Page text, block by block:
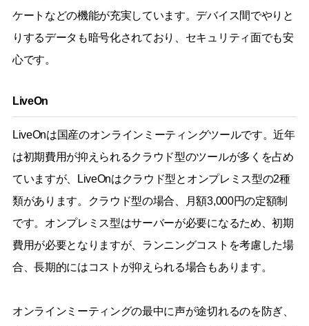
ケートなどの機能が充実しています。デバイス間でやりと
りするデータも暗号化されており、セキュリティ面でも安
心です。
LiveOn
LiveOnは国産のオンラインミーティングツールです。近年
は初期費用が抑えられるクラウド型のツールが多くを占め
ていますが、LiveOnはクラウド型とオンプレミス型の2種
類があります。クラウド型の場合、月額3,000円の定額制
です。オンプレミス型はサーバーが必要になるため、初期
費用が必要となりますが、ランニングコストを考慮した場
合、長期的にはコストが抑えられる場合もあります。
オンラインミーティングの最中に声が途切れるのを防ぎ、